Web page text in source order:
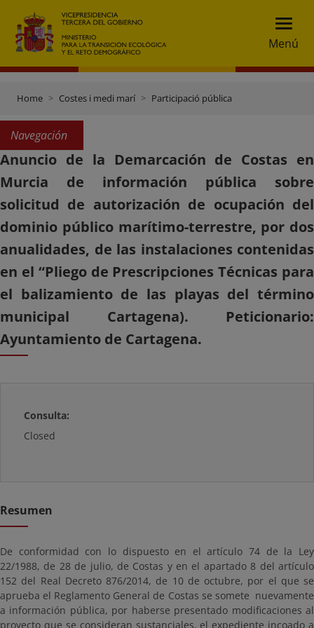
Menú
Home Costes i medi marí Participació pública
Navegación
Anuncio de la Demarcación de Costas en
Murcia de información pública sobre
solicitud de autorización de ocupación del
dominio público marítimo-terrestre, por dos
anualidades, de las instalaciones contenidas
en el “Pliego de Prescripciones Técnicas para
el balizamiento de las playas del término
municipal Cartagena). Peticionario:
Ayuntamiento de Cartagena.
Consulta:
Closed
Resumen
De conformidad con lo dispuesto en el artículo 74 de la Ley
22/1988, de 28 de julio, de Costas y en el apartado 8 del artículo
152 del Real Decreto 876/2014, de 10 de octubre, por el que se
aprueba el Reglamento General de Costas se somete nuevamente
a información pública, por haberse presentado modificaciones al
proyecto que se consideran sustanciales, el expediente incoado a